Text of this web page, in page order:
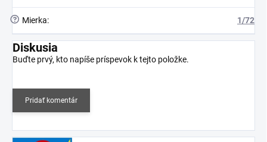
? Mierka: 1/72
Diskusia
Buďte prvý, kto napíše príspevok k tejto položke.
Pridať komentár